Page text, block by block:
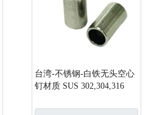
台湾-不锈钢-白铁无头空心
钉材质 SUS 302,304,316